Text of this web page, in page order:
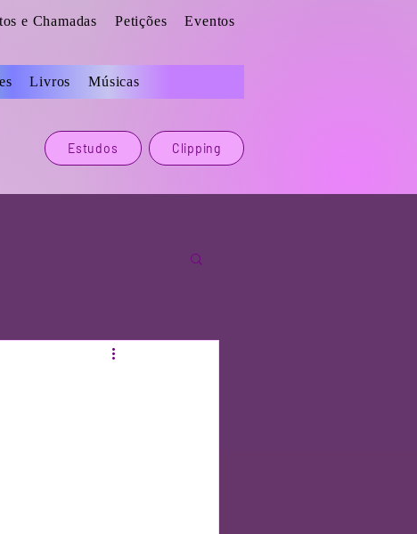
e Chamadas Petições Eventos
Livros Músicas
Estudos Clipping